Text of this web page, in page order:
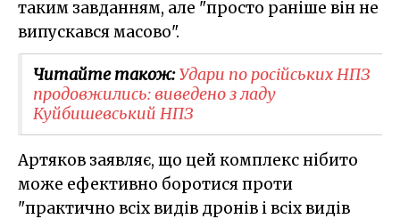
таким завданням, але "просто раніше він не
випускався масово".
Читайте також:Удари по російських НПЗ
продовжились: виведено з ладу
Куйбишевський НПЗ
Артяков заявляє, що цей комплекс нібито
може ефективно боротися проти
"практично всіх видів дронів і всіх видів